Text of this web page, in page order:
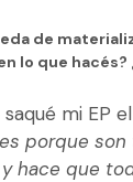
de
lo que hacés?
mi EP
porque
hace que